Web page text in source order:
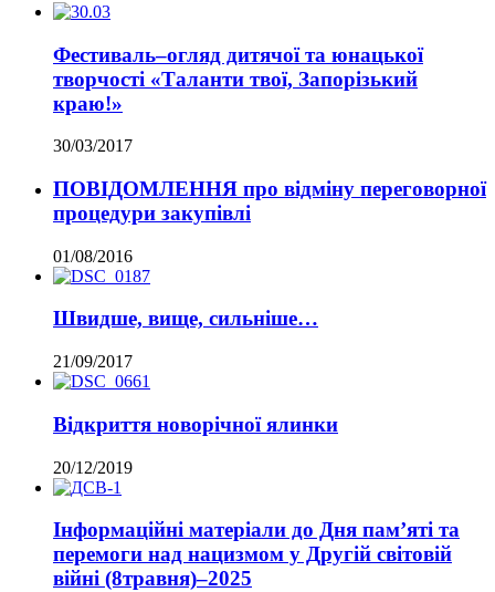
Фестиваль–огляд дитячої та юнацької
творчості «Таланти твої, Запорізький
краю!»
30/03/2017
ПОВІДОМЛЕННЯ про відміну переговорної
процедури закупівлі
01/08/2016
Швидше, вище, сильніше…
21/09/2017
Відкриття новорічної ялинки
20/12/2019
Інформаційні матеріали до Дня пам’яті та
перемоги над нацизмом у Другій світовій
війні (8травня)–2025